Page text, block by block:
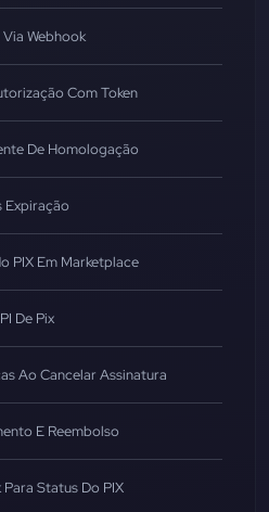
Webhook
Com Token
De Homologação
Expiração
PIX Em Marketplace
De Pix
Ao Cancelar Assinatura
E Reembolso
Status Do PIX